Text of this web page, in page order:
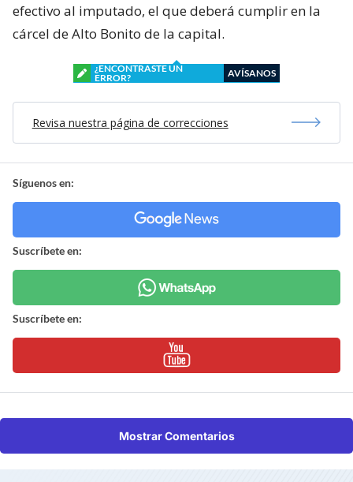
efectivo al imputado, el que deberá cumplir en la
cárcel de Alto Bonito de la capital.
¿ENCONTRASTE UN
ERROR?
AVÍSANOS
Revisa nuestra página de correcciones
Síguenos en:
Suscríbete en:
Suscríbete en:
Mostrar Comentarios